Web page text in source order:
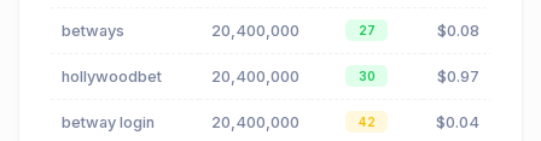
betways 20,400,000 27 $0.08
hollywoodbet 20,400,000 30 $0.97
betway login 20,400,000 42 $0.04